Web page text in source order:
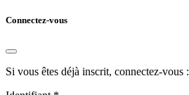
Connectez-vous
Si vous êtes déjà inscrit, connectez-vous :